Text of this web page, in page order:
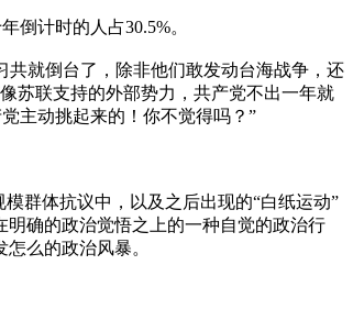
倒计时的人占30.5%。
共就倒台了，除非他们敢发动台海战争，还
苏联支持的外部势力，共产党不出一年就
主动挑起来的！你不觉得吗？”
群体抗议中，以及之后出现的“白纸运动”
确的政治觉悟之上的一种自觉的政治行
么的政治风暴。